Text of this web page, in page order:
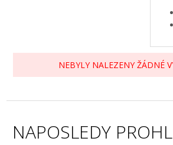
NEBYLY NALEZENY ŽÁDNÉ
NAPOSLEDY